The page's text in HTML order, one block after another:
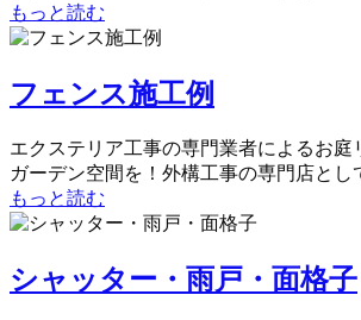
もっと読む
フェンス施工例
エクステリア工事の専門業者によるお庭
ガーデン空間を！外構工事の専門店とし
もっと読む
シャッター・雨戸・面格子